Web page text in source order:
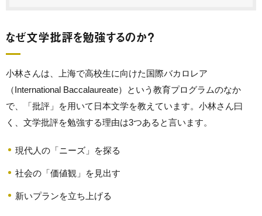
なぜ文学批評を勉強するのか？
小林さんは、上海で高校生に向けた国際バカロレア
（International Baccalaureate）という教育プログラムのなか
で、「批評」を用いて日本文学を教えています。小林さん曰
く、文学批評を勉強する理由は3つあると言います。
現代人の「ニーズ」を探る
社会の「価値観」を見出す
新いプランを立ち上げる